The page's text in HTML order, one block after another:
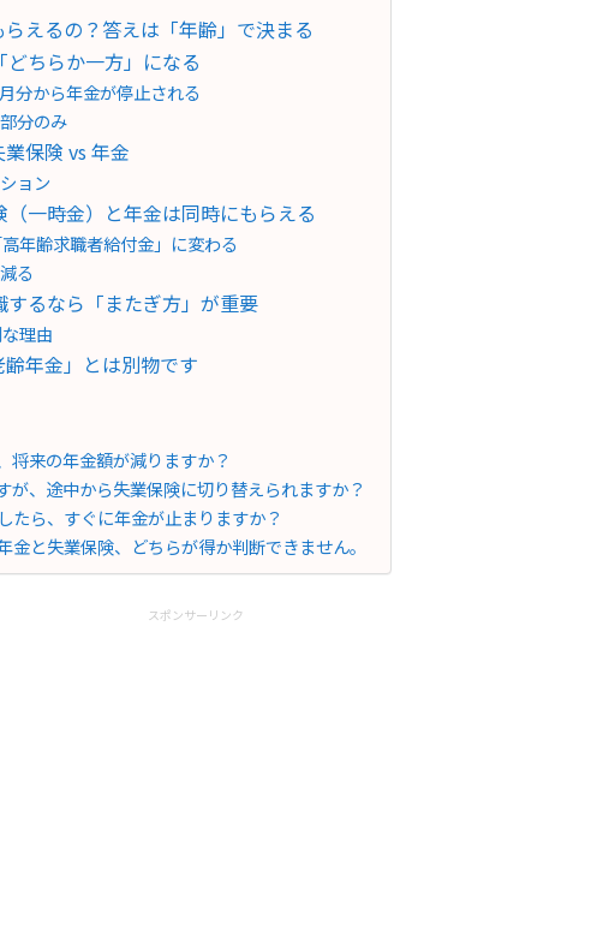
えるの？答えは「年齢」で決まる
ちらか一方」になる
分から年金が停止される
分のみ
業保険 vs 年金
ョン
一時金）と年金は同時にもらえる
年齢求職者給付金」に変わる
る
するなら「またぎ方」が重要
理由
年金」とは別物です
将来の年金額が減りますか？
が、途中から失業保険に切り替えられますか？
たら、すぐに年金が止まりますか？
金と失業保険、どちらが得か判断できません。
スポンサーリンク